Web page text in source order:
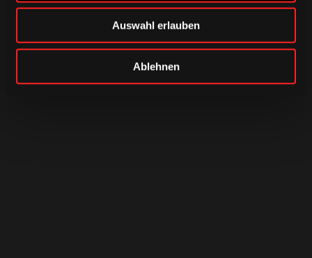
Auswahl erlauben
Ablehnen